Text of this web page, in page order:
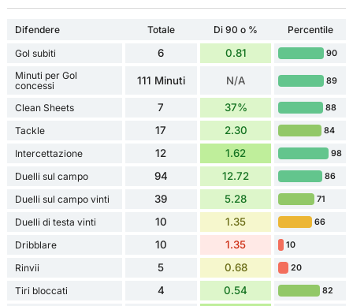
Difendere Totale Di 90 o %
Percentile
Gol subiti
6 0.81 90
Minuti per Gol
concessi
111 Minuti N/A 89
Clean Sheets 7 37% 88
Tackle 17 2.30 84
Intercettazione 12 1.62 98
Duelli sul campo 94 12.72 86
Duelli sul campo vinti 39 5.28 71
Duelli di testa vinti 10 1.35 66
Dribblare 10 1.35 10
Rinvii 5 0.68 20
Tiri bloccati 4 0.54 82